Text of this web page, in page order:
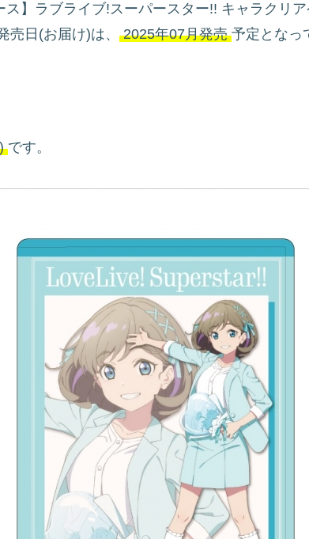
ス】ラブライブ!スーパースター!! キャラクリ
売日(お届け)は、 2025年07月発売 予定となっ
です。